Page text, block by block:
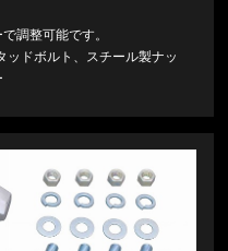
調整可能です。
ドボルト、スチール製ナッ